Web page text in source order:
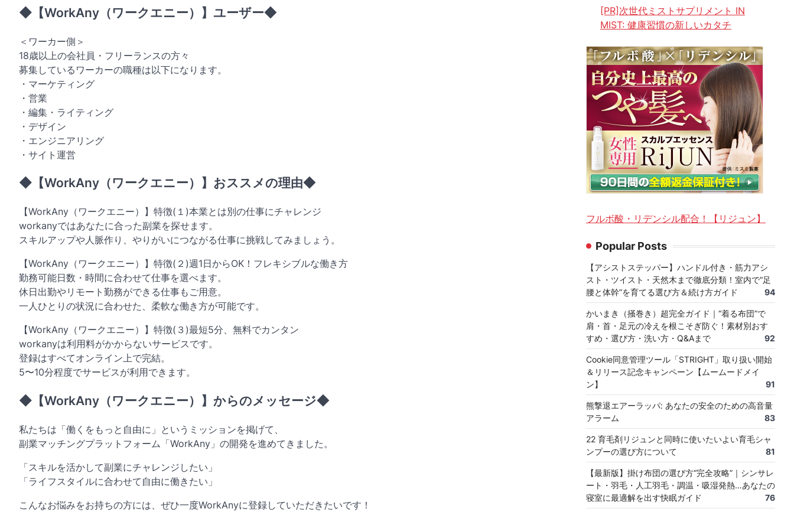
◆【WorkAny（ワークエニー）】ユーザー◆
＜ワーカー側＞
18歳以上の会社員・フリーランスの方々
募集しているワーカーの職種は以下になります。
・マーケティング
・営業
・編集・ライティング
・デザイン
・エンジニアリング
・サイト運営
◆【WorkAny（ワークエニー）】おススメの理由◆
【WorkAny（ワークエニー）】特徴(１)本業とは別の仕事にチャレンジ
workanyではあなたに合った副業を探せます。
スキルアップや人脈作り、やりがいにつながる仕事に挑戦してみましょう。
【WorkAny（ワークエニー）】特徴(２)週1日からOK！フレキシブルな働き方
勤務可能日数・時間に合わせて仕事を選べます。
休日出勤やリモート勤務ができる仕事もご用意。
一人ひとりの状況に合わせた、柔軟な働き方が可能です。
【WorkAny（ワークエニー）】特徴(３)最短5分、無料でカンタン
workanyは利用料がかからないサービスです。
登録はすべてオンライン上で完結。
5〜10分程度でサービスが利用できます。
◆【WorkAny（ワークエニー）】からのメッセージ◆
私たちは「働くをもっと自由に」というミッションを掲げて、
副業マッチングプラットフォーム「WorkAny」の開発を進めてきました。
「スキルを活かして副業にチャレンジしたい」
「ライフスタイルに合わせて自由に働きたい」
こんなお悩みをお持ちの方には、ぜひ一度WorkAnyに登録していただきたいです！
[PR]次世代ミストサプリメント IN
MIST: 健康習慣の新しいカタチ
フルボ酸・リデンシル配合！【リジュン】
Popular Posts
【アシストステッパー】ハンドル付き・筋力アシ
スト・ツイスト・天然木まで徹底分類！室内で“足
腰と体幹”を育てる選び方＆続け方ガイド
94
かいまき（掻巻き）超完全ガイド｜“着る布団”で
肩・首・足元の冷えを根こそぎ防ぐ！素材別おす
すめ・選び方・洗い方・Q&Aまで
92
Cookie同意管理ツール「STRIGHT」取り扱い開始
＆リリース記念キャンペーン【ムームードメイ
ン】
91
熊撃退エアーラッパ: あなたの安全のための高音量
アラーム
83
22 育毛剤リジュンと同時に使いたいよい育毛シャ
ンプーの選び方について
81
【最新版】掛け布団の選び方“完全攻略”｜シンサレ
ート・羽毛・人工羽毛・調温・吸湿発熱…あなたの
寝室に最適解を出す快眠ガイド
76